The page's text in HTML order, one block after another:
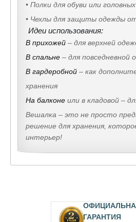
• Полки для обуви или
• Чехлы для защиты одежды
Идеи использования:
В прихожей – для верхней
В спальне – для повседневной
В гардеробной – как
хранения
На балконе или в кладовой –
Вешалка – это не просто
решение для хранения,
интерьер!
ГАРАНТИЯ